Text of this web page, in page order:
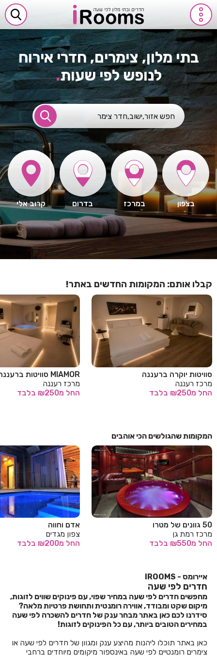
בתי מלון, צימרים, חדרי אירוח
לנופש לפי שעות.
בצפון במרכז בדרום קרוב אלי
קבלו אותם: המקומות החדשים באתר!
סוויטות יוקרה ברעננה
מרכז רעננה
החל מ₪250 בלבד
MIAMOR סוויטות ברעננה
מרכז רעננה
החל מ₪250 בלבד
המקומות שהגולשים הכי אוהבים
50 גוונים של מטרו
מרכז רמת גן
החל מ₪550 בלבד
אדם וחווה
צפון מגדים
החל מ₪200 בלבד
איירומס - IROOMS
חדרים לפי שעה
מחפשים חדרים לפי שעה במחיר שפוי, עם פינוקים שווים לזוגות,
מיקום שקט ומבודד, אווירה רומנטית ותחושת פרטיות מלאה?
סידרנו לכם כאן באתר מבחר ענק של חדרים להשכרה לפי שעה
במחירים הטובים ביותר, עם כל הפינוקים לזוגות!
כאן באתר תוכלו ליהנות מהיצע ענק ומגוון של חדרים לפי שעה או
צימרים רומנטיים לפי שעה באינספור מיקומים מיוחדים ברחבי